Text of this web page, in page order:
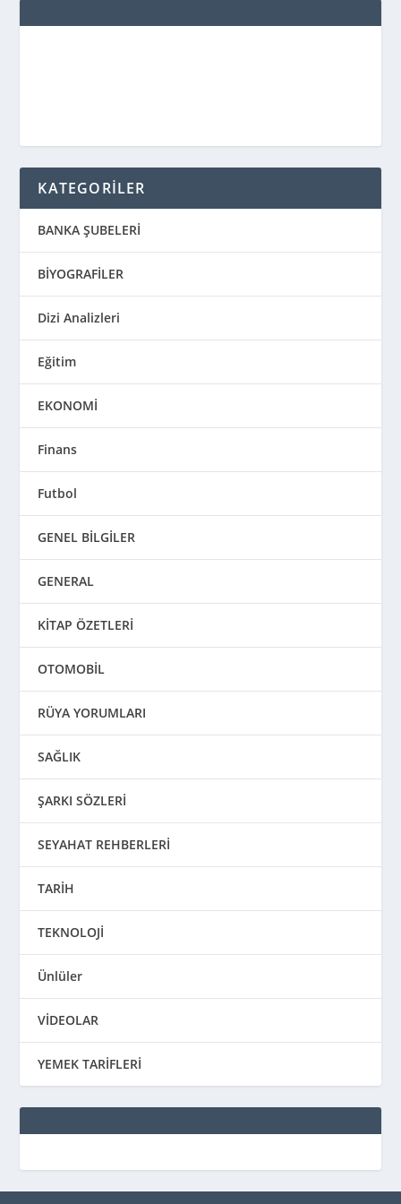
KATEGORİLER
BANKA ŞUBELERİ
BİYOGRAFİLER
Dizi Analizleri
Eğitim
EKONOMİ
Finans
Futbol
GENEL BİLGİLER
GENERAL
KİTAP ÖZETLERİ
OTOMOBİL
RÜYA YORUMLARI
SAĞLIK
ŞARKI SÖZLERİ
SEYAHAT REHBERLERİ
TARİH
TEKNOLOJİ
Ünlüler
VİDEOLAR
YEMEK TARİFLERİ